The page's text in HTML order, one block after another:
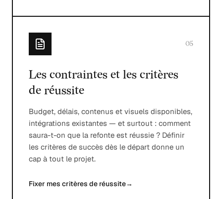
05
Les contraintes et les critères
de réussite
Budget, délais, contenus et visuels disponibles,
intégrations existantes — et surtout : comment
saura-t-on que la refonte est réussie ? Définir
les critères de succès dès le départ donne un
cap à tout le projet.
Fixer mes critères de réussite→